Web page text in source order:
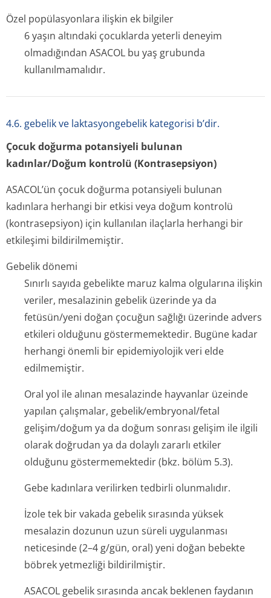
Özel popülasyonlara ilişkin ek bilgiler
6 yaşın altındaki çocuklarda yeterli deneyim
olmadığından ASACOL bu yaş grubunda
kullanılmamalıdır.
4.6. gebelik ve laktasyongebelik kategorisi b’dir.
Çocuk doğurma potansiyeli bulunan
kadınlar/Doğum kontrolü (Kontrasepsiyon)
ASACOL’ün çocuk doğurma potansiyeli bulunan
kadınlara herhangi bir etkisi veya doğum kontrolü
(kontrasepsiyon) için kullanılan ilaçlarla herhangi bir
etkileşimi bildirilmemiştir.
Gebelik dönemi
Sınırlı sayıda gebelikte maruz kalma olgularına ilişkin
veriler, mesalazinin gebelik üzerinde ya da
fetüsün/yeni doğan çocuğun sağlığı üzerinde advers
etkileri olduğunu göstermemektedir. Bugüne kadar
herhangi önemli bir epidemiyolojik veri elde
edilmemiştir.
Oral yol ile alınan mesalazinde hayvanlar üzeinde
yapılan çalışmalar, gebelik/embry­onal/fetal
gelişim/doğum ya da doğum sonrası gelişim ile ilgili
olarak doğrudan ya da dolaylı zararlı etkiler
olduğunu göstermemektedir (bkz. bölüm 5.3).
Gebe kadınlara verilirken tedbirli olunmalıdır.
İzole tek bir vakada gebelik sırasında yüksek
mesalazin dozunun uzun süreli uygulanması
neticesinde (2–4 g/gün, oral) yeni doğan bebekte
böbrek yetmezliği bildirilmiştir.
ASACOL gebelik sırasında ancak beklenen faydanın